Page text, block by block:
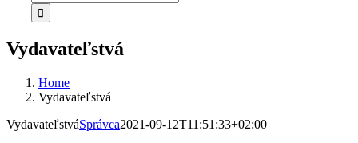
Vydavateľstvá
Home
Vydavateľstvá
VydavateľstváSprávca2021-09-12T11:51:33+02:00